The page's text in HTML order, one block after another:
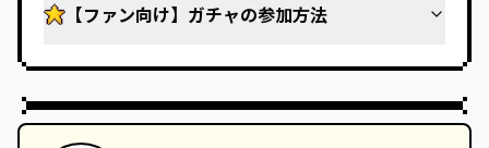
【ファン向け】ガチャの参加方法